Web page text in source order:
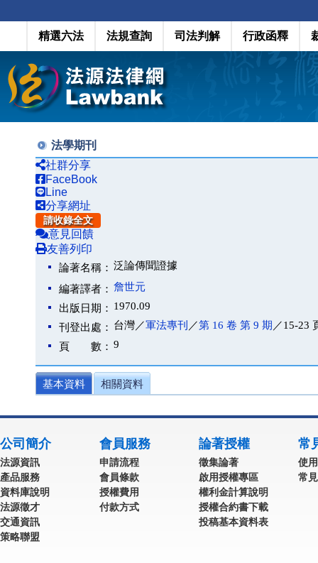
精選六法 法規查詢 司法判解 行政函釋
法學期刊
社群分享
FaceBook
Line
分享網址
請收錄全文
意見回饋
友善列印
論著名稱： 泛論傳聞證據
編著譯者： 詹世元
出版日期： 1970.09
刊登出處： 台灣／軍法專刊 ／第 16 卷 第 9 期 ／15-23
頁 數： 9
基本資料 相關資料
公司簡介
法源資訊
產品服務
資料庫說明
法源徵才
交通資訊
策略聯盟
會員服務
申請流程
會員條款
授權費用
付款方式
論著授權
徵集論著
啟用授權專區
權利金計算說明
授權合約書下載
投稿基本資料表
常
使
常